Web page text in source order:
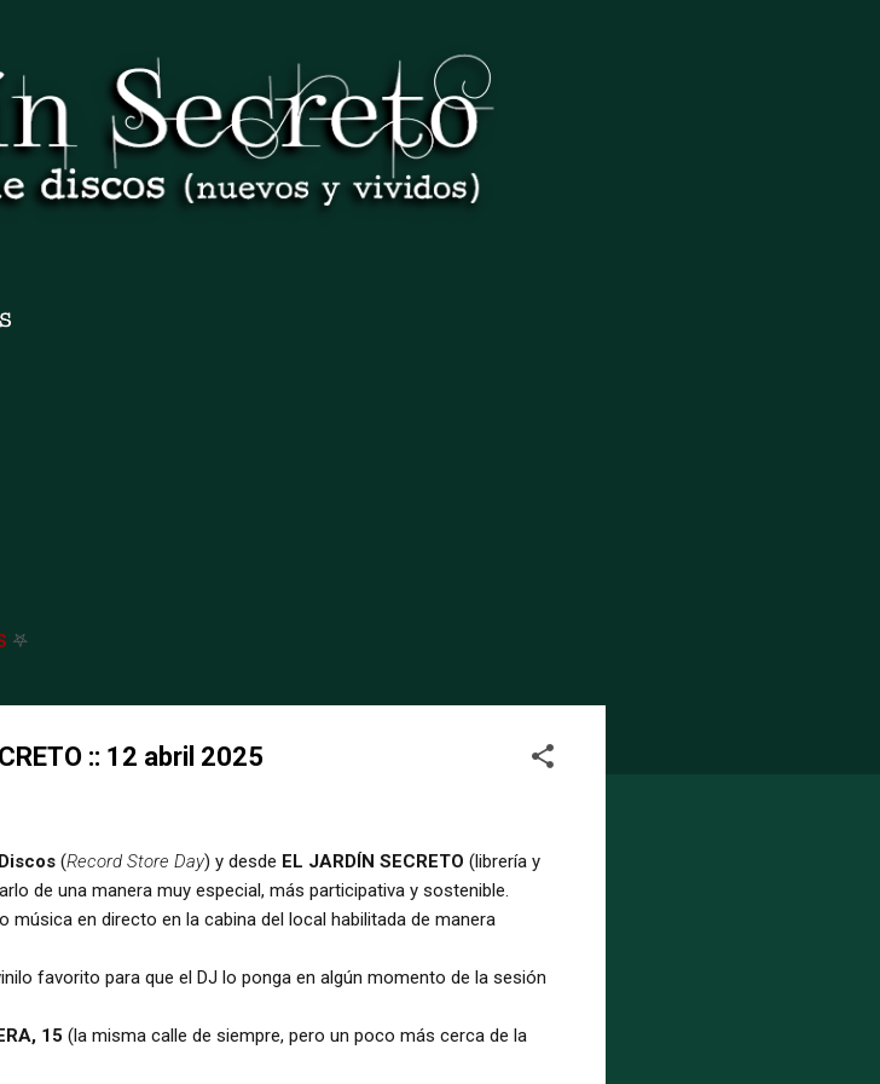
𖤐
:: 12 abril 2025
(Record Store Day) y desde EL JARDÍN SECRETO (librería y
de una manera muy especial, más participativa y sostenible.
música en directo en la cabina del local habilitada de manera
favorito para que el DJ lo ponga en algún momento de la sesión
15 (la misma calle de siempre, pero un poco más cerca de la